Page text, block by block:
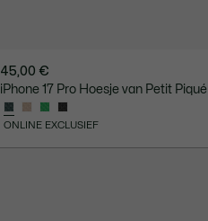
45,00 €
iPhone 17 Pro Hoesje van Petit Piqué
ONLINE EXCLUSIEF